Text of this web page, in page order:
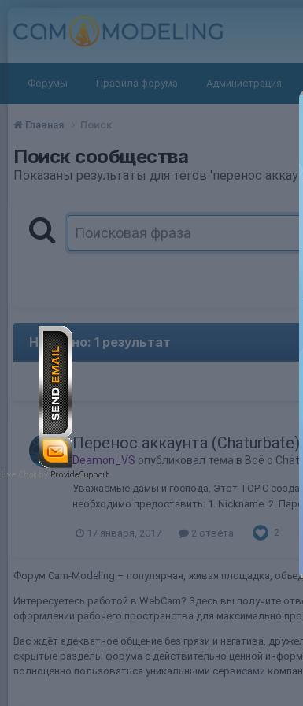
Форумы Правила форума Администрация
Главная Поиск
Поиск сообщества
Показаны результаты для тегов 'перенос
Найдено: 1 результат
Перенос аккаунта
Deamon_VS опубликовал тема в Всё о
Уважаемые дамы и господа, Этот TOPIC
необходимо предоставить: 1. Nickname. 2.
17 января, 2017 2 ответа 2
Форум Cam-Modeling – популярная, живая площадка,
Интересуетесь работой в WebCam? Здесь вы получите
оформлении рабочего пространства для максимально
Вас ждёт адекватное общение без грязи и негатива,
скрытые разделы форума с действительно ценной
полноценно пользоваться уникальными сервисами